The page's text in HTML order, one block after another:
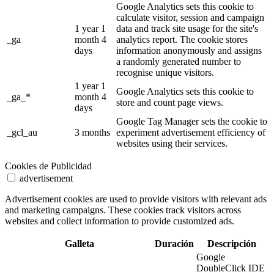
_ga
1 year 1
month 4
days
Google Analytics sets this cookie to
calculate visitor, session and campaign
data and track site usage for the site's
analytics report. The cookie stores
information anonymously and assigns
a randomly generated number to
recognise unique visitors.
_ga_*
1 year 1
month 4
days
Google Analytics sets this cookie to
store and count page views.
_gcl_au 3 months
Google Tag Manager sets the cookie to
experiment advertisement efficiency of
websites using their services.
Cookies de Publicidad
advertisement
Advertisement cookies are used to provide visitors with relevant ads
and marketing campaigns. These cookies track visitors across
websites and collect information to provide customized ads.
Galleta Duración
Descripción
Google
DoubleClick IDE